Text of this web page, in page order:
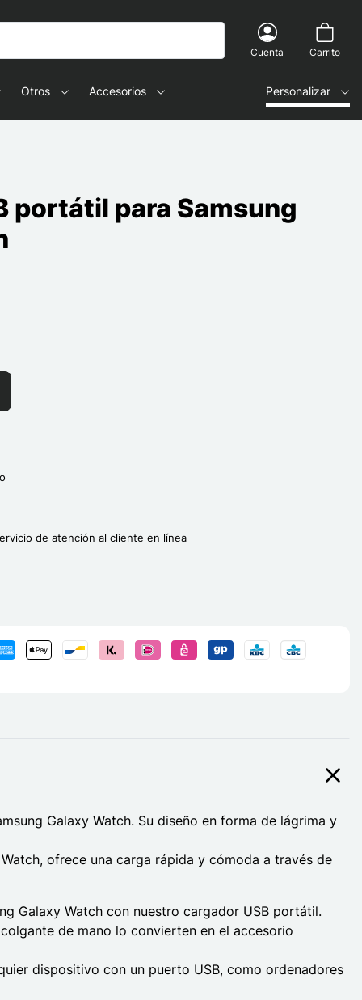
Cuenta Carrito
Otros Accesorios Personalizar
portátil para Samsung
de atención al cliente en línea
Galaxy Watch. Su diseño en forma de lágrima y
ofrece una carga rápida y cómoda a través de
Galaxy Watch con nuestro cargador USB portátil.
de mano lo convierten en el accesorio
dispositivo con un puerto USB, como ordenadores